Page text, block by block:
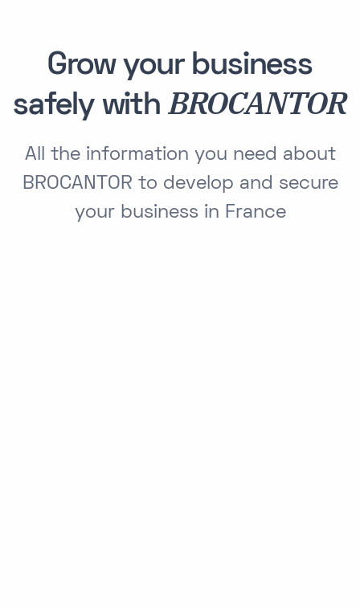
Grow your business
safely withBROCANTOR
All the information you need about
BROCANTOR to develop and secure
your business in France